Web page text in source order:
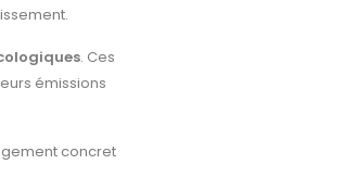
. Ces
émissions
concret